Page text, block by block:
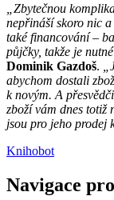
„Zbytečnou
nepřináší skoro nic
také financování –
půjčky, takže je
Dominik Gazdoš.
abychom dostali
k novým. A
zboží vám dnes totiž
jsou pro jeho prodej
Knihobot
Navigace